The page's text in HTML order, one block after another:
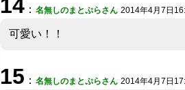
14 ： 名無しのまとぷらさん 2014年4月7日
可愛い！！
15 ： 名無しのまとぷらさん 2014年4月7日